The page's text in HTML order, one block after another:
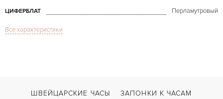
ЦИФЕРБЛАТ Перламутровый
СТЕКЛО
Все характеристики
ШВЕЙЦАРСКИЕ ЧАСЫ
ЗАПОНКИ К ЧАСАМ